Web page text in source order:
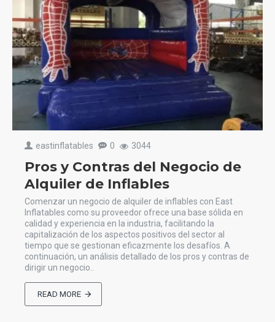
eastinflatables 0 3044
Pros y Contras del Negocio de
Alquiler de Inflables
Comenzar un negocio de alquiler de inflables con East
Inflatables como su proveedor ofrece una base sólida en
calidad y experiencia en la industria, facilitando la
capitalización de los aspectos positivos del sector al
tiempo que se gestionan eficazmente los desafíos. A
continuación, un análisis detallado de los pros y contras de
dirigir un negocio..
READ MORE